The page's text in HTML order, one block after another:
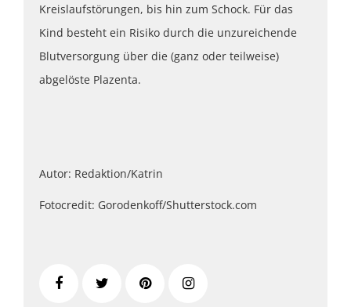
Kreislaufstörungen, bis hin zum Schock. Für das
Kind besteht ein Risiko durch die unzureichende
Blutversorgung über die (ganz oder teilweise)
abgelöste Plazenta.
Autor: Redaktion/Katrin
Fotocredit: Gorodenkoff/Shutterstock.com